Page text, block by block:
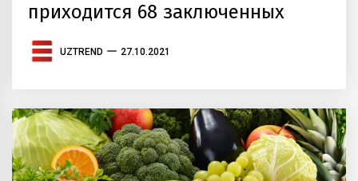
приходится 68 заключенных
UZTREND 27.10.2021